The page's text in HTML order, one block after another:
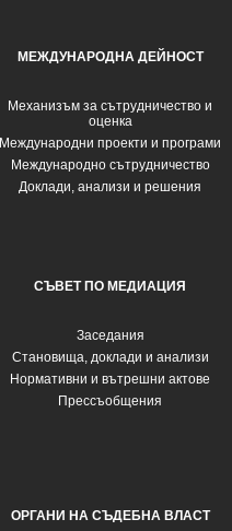
МЕЖДУНАРОДНА ДЕЙНОСТ
Механизъм за сътрудничество и
оценка
Международни проекти и програми
Международно сътрудничество
Доклади, анализи и решения
СЪВЕТ ПО МЕДИАЦИЯ
Заседания
Становища, доклади и анализи
Нормативни и вътрешни актове
Прессъобщения
ОРГАНИ НА СЪДЕБНА ВЛАСТ